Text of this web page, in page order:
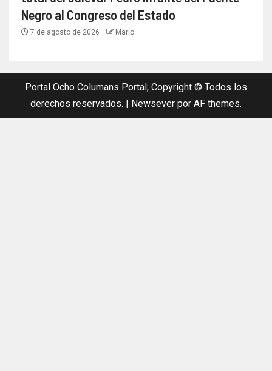
Negro al Congreso del Estado
7 de agosto de 2026 Mario
Portal Ocho Columans Portal; Copyright © Todos los
derechos reservados. | Newsever por AF themes.